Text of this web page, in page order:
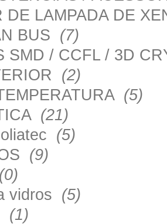
DE LAMPADA DE
BUS (7)
SMD / CCFL / 3D
(2)
(5)
(21)
(5)
(9)
(0)
vidros (5)
(1)